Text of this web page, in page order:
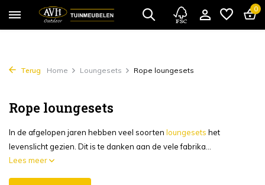
0
Terug Home Loungesets Rope loungesets
Rope loungesets
In de afgelopen jaren hebben veel soorten loungesets het
levenslicht gezien. Dit is te danken aan de vele fabrika...
Lees meer